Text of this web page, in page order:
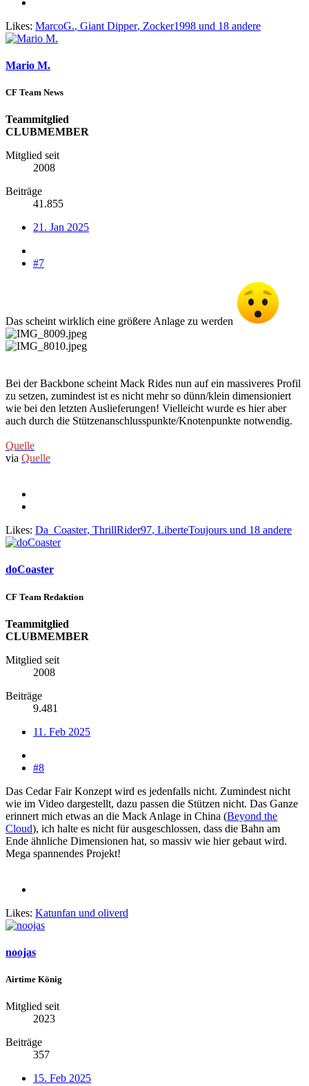
Likes: MarcoG., Giant Dipper, Zocker1998 und 18 andere
Mario M.
CF Team News
Teammitglied
CLUBMEMBER
Mitglied seit
2008
Beiträge
41.855
21. Jan 2025
#7
Das scheint wirklich eine größere Anlage zu werden
Bei der Backbone scheint Mack Rides nun auf ein massiveres Profil
zu setzen, zumindest ist es nicht mehr so dünn/klein dimensioniert
wie bei den letzten Auslieferungen! Vielleicht wurde es hier aber
auch durch die Stützenanschlusspunkte/Knotenpunkte notwendig.
Quelle
via Quelle
Likes: Da_Coaster, ThrillRider97, LiberteToujours und 18 andere
doCoaster
CF Team Redaktion
Teammitglied
CLUBMEMBER
Mitglied seit
2008
Beiträge
9.481
11. Feb 2025
#8
Das Cedar Fair Konzept wird es jedenfalls nicht. Zumindest nicht
wie im Video dargestellt, dazu passen die Stützen nicht. Das Ganze
erinnert mich etwas an die Mack Anlage in China (Beyond the
Cloud), ich halte es nicht für ausgeschlossen, dass die Bahn am
Ende ähnliche Dimensionen hat, so massiv wie hier gebaut wird.
Mega spannendes Projekt!
Likes: Katunfan und oliverd
noojas
Airtime König
Mitglied seit
2023
Beiträge
357
15. Feb 2025